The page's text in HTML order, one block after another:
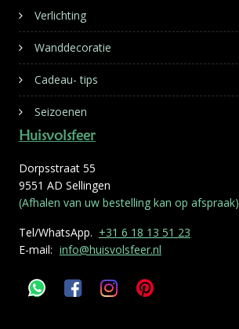
Verlichting
Wanddecoratie
Cadeau- tips
Seizoenen
Huisvolsfeer
Dorpsstraat 55
9551 AD Sellingen
(Afhalen van uw bestelling kan op afspraak)
Tel/WhatsApp. +31 6 18 13 51 23
E-mail: info@huisvolsfeer.nl